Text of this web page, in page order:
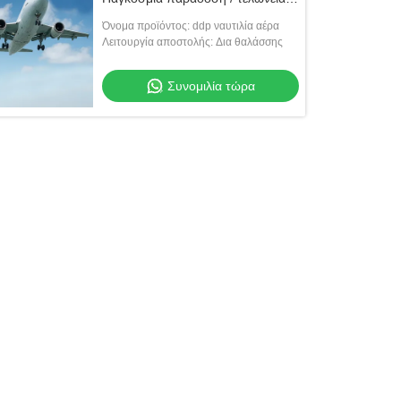
Όνομα προϊόντος: ddp ναυτιλία αέρα
Λειτουργία αποστολής: Δια θαλάσσης
Συνομιλία τώρα